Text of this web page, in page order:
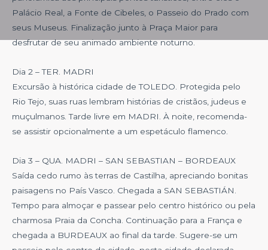
Palácio Real, a Fonte de Cibeles, o Passeio do Prado com
seus Museus. Finalização junto à Praça Maior para
desfrutar de seu animado ambiente noturno.
Dia 2 – TER. MADRI
Excursão à histórica cidade de TOLEDO. Protegida pelo
Rio Tejo, suas ruas lembram histórias de cristãos, judeus e
muçulmanos. Tarde livre em MADRI. À noite, recomenda-
se assistir opcionalmente a um espetáculo flamenco.
Dia 3 – QUA. MADRI – SAN SEBASTIAN – BORDEAUX
Saída cedo rumo às terras de Castilha, apreciando bonitas
paisagens no País Vasco. Chegada a SAN SEBASTIÁN.
Tempo para almoçar e passear pelo centro histórico ou pela
charmosa Praia da Concha. Continuação para a França e
chegada a BURDEAUX ao final da tarde. Sugere-se um